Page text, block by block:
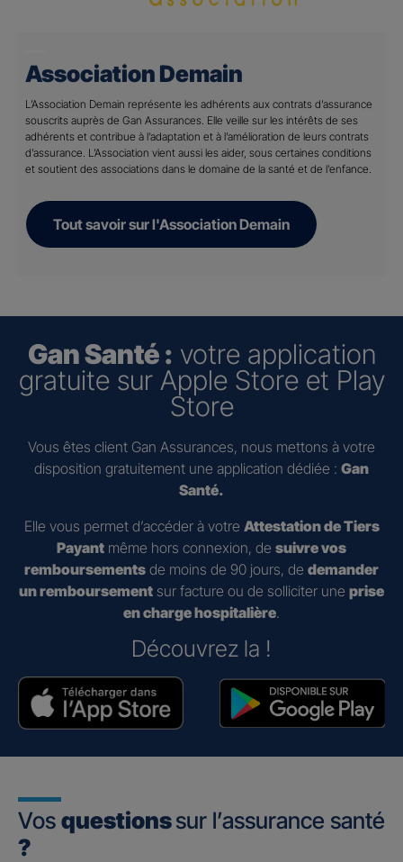
Association Demain
L’Association Demain représente les adhérents aux contrats d’assurance
souscrits auprès de Gan Assurances. Elle veille sur les intérêts de ses
adhérents et contribue à l’adaptation et à l’amélioration de leurs contrats
d’assurance. L’Association vient aussi les aider, sous certaines conditions
et soutient des associations dans le domaine de la santé et de l’enfance.
Tout savoir sur l'Association Demain
Gan Santé : votre application
gratuite sur Apple Store et Play
Store
Vous êtes client Gan Assurances, nous mettons à votre
disposition gratuitement une application dédiée : Gan
Santé.
Elle vous permet d’accéder à votre Attestation de Tiers
Payant même hors connexion, de suivre vos
remboursements de moins de 90 jours, de demander
un remboursement sur facture ou de solliciter une prise
en charge hospitalière.
Découvrez la !
Vos questionssur l’assurance santé
?